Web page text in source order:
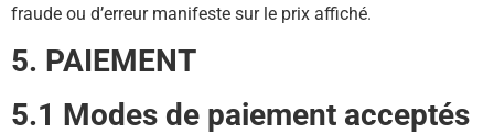
fraude ou d’erreur manifeste sur le prix affiché.
5. PAIEMENT
5.1 Modes de paiement acceptés